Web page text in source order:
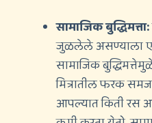
सामाजिक बुद्धिमत्ता:
जुळलेले असण्याला
सामाजिक
मित्रातील फरक
आपल्यात किती रस